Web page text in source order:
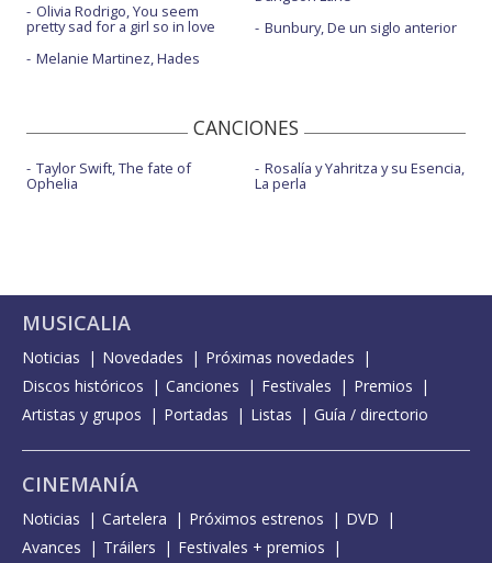
Olivia Rodrigo, You seem
pretty sad for a girl so in love
Melanie Martinez, Hades
Bunbury, De un siglo anterior
CANCIONES
Taylor Swift, The fate of
Ophelia
Rosalía y Yahritza y su Esencia,
La perla
MUSICALIA
Noticias Novedades
Próximas novedades
Discos históricos
Canciones Festivales
Premios
Artistas y grupos
Portadas Listas Guía / directorio
CINEMANÍA
Noticias Cartelera Próximos estrenos
DVD
Avances
Tráilers
Festivales + premios